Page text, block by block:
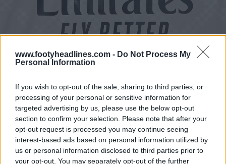
www.footyheadlines.com - Do Not Process My
Personal Information
If you wish to opt-out of the sale, sharing to third parties, or
processing of your personal or sensitive information for
targeted advertising by us, please use the below opt-out
section to confirm your selection. Please note that after your
opt-out request is processed you may continue seeing
interest-based ads based on personal information utilized by
us or personal information disclosed to third parties prior to
your opt-out. You may separately opt-out of the further
29 Mag 2025